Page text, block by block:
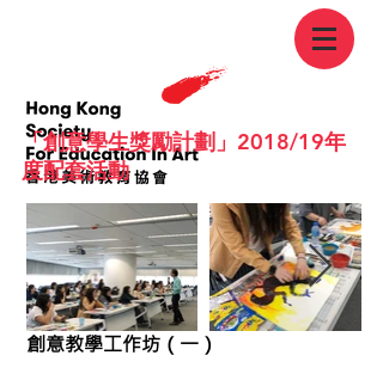
​「創意學生獎勵計劃」2018/19年
度配套活動
創意教學工作坊（一）